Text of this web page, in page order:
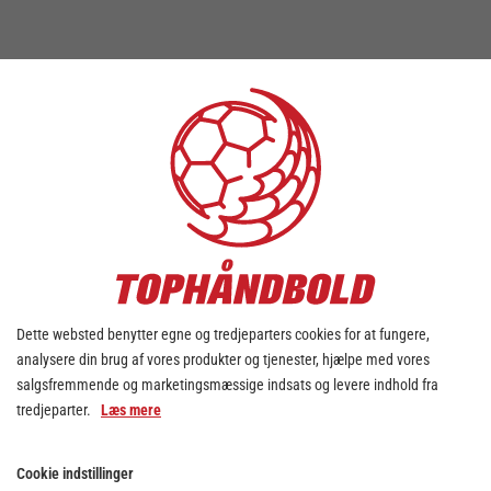
Dette websted benytter egne og tredjeparters cookies for at fungere,
analysere din brug af vores produkter og tjenester, hjælpe med vores
salgsfremmende og marketingsmæssige indsats og levere indhold fra
tredjeparter. Læs mere
Cookie indstillinger